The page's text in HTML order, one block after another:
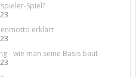
Spiel?
erklärt
- wie man seine Basis baut